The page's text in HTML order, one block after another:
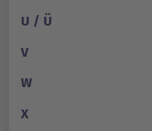
U / Ü
V
W
X